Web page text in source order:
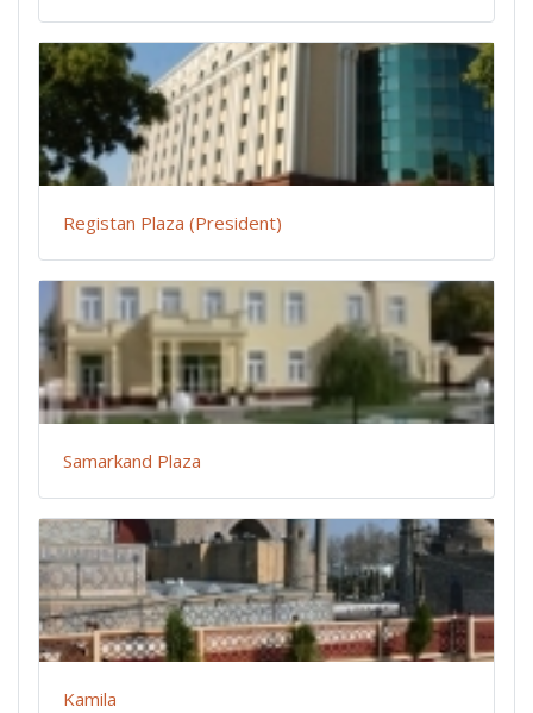
Registan Plaza (President)
Samarkand Plaza
Kamila